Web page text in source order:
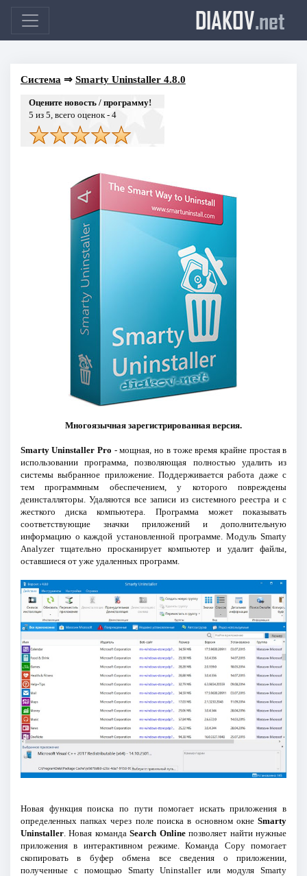
DIAKOV.net
Система ⇒ Smarty Uninstaller 4.8.0
Оцените новость / программу!
5 из 5, всего оценок - 4
Многоязычная зарегистрированная версия.
Smarty Uninstaller Pro - мощная, но в тоже время крайне простая в
использовании программа, позволяющая полностью удалить из
системы выбранное приложение. Поддерживается работа даже с
тем программным обеспечением, у которого повреждены
деинсталляторы. Удаляются все записи из системного реестра и с
жесткого диска компьютера. Программа может показывать
соответствующие значки приложений и дополнительную
информацию о каждой установленной программе. Модуль Smarty
Analyzer тщательно просканирует компьютер и удалит файлы,
оставшиеся от уже удаленных программ.
Новая функция поиска по пути помогает искать приложения в
определенных папках через поле поиска в основном окнеSmarty
Uninstaller. Новая командаSearch Onlineпозволяет найти нужные
приложения в интерактивном режиме. Команда Copy помогает
скопировать в буфер обмена все сведения о приложении,
полученные с помощью Smarty Uninstaller или модуля Smarty